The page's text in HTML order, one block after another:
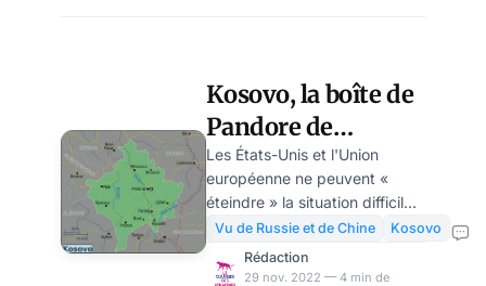
Kosovo, la boîte de
Pandore de
l’Occident, par
Timofey
Boulochkine
Les États-Unis et l'Union
européenne ne peuvent «
éteindre » la situation difficile
au Kosovo qu'ils ont eux-
mêmes provoquée il y a 30
ans en bombardant la
Vu de Russie et de Chine
Kosovo
Rédaction
29 nov. 2022 — 4 min de